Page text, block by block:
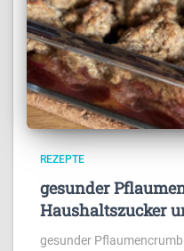
REZEPTE
gesunder
Haushaltszucker
gesunder